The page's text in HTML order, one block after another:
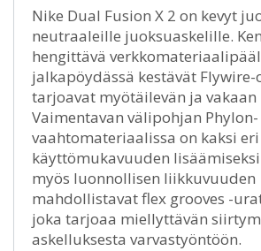
Nike Dual Fusion X 2 on kevyt
neutraaleille juoksuaskelille.
hengittävä
jalkapöydässä kestävät Flywire-
tarjoavat myötäilevän ja
Vaimentavan välipohjan Phylon-
vaahtomateriaalissa on kaksi
käyttömukavuuden
myös luonnollisen liikkuvuuden
mahdollistavat flex grooves -
joka tarjoaa miellyttävän
askelluksesta varvastyöntöön.